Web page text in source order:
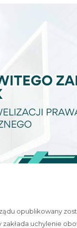
opublikowany
zakłada uchylenie